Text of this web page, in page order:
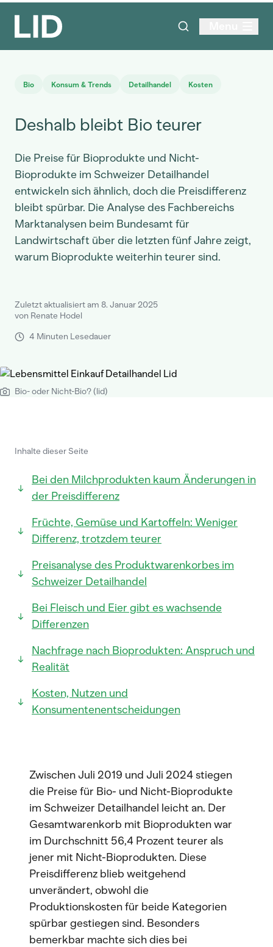
Bio Konsum & Trends Detailhandel Kosten
Deshalb bleibt Bio teurer
Die Preise für Bioprodukte und Nicht-
Bioprodukte im Schweizer Detailhandel
entwickeln sich ähnlich, doch die Preisdifferenz
bleibt spürbar. Die Analyse des Fachbereichs
Marktanalysen beim Bundesamt für
Landwirtschaft über die letzten fünf Jahre zeigt,
warum Bioprodukte weiterhin teurer sind.
Zuletzt aktualisiert am 8. Januar 2025
von Renate Hodel
4 Minuten Lesedauer
Bio- oder Nicht-Bio? (lid)
Inhalte dieser Seite
Bei den Milchprodukten kaum Änderungen in
der Preisdifferenz
Früchte, Gemüse und Kartoffeln: Weniger
Differenz, trotzdem teurer
Preisanalyse des Produktwarenkorbes im
Schweizer Detailhandel
Bei Fleisch und Eier gibt es wachsende
Differenzen
Nachfrage nach Bioprodukten: Anspruch und
Realität
Kosten, Nutzen und
Konsumentenentscheidungen
Zwischen Juli 2019 und Juli 2024 stiegen
die Preise für Bio- und Nicht-Bioprodukte
im Schweizer Detailhandel leicht an. Der
Gesamtwarenkorb mit Bioprodukten war
im Durchschnitt 56,4 Prozent teurer als
jener mit Nicht-Bioprodukten. Diese
Preisdifferenz blieb weitgehend
unverändert, obwohl die
Produktionskosten für beide Kategorien
spürbar gestiegen sind. Besonders
bemerkbar machte sich dies bei